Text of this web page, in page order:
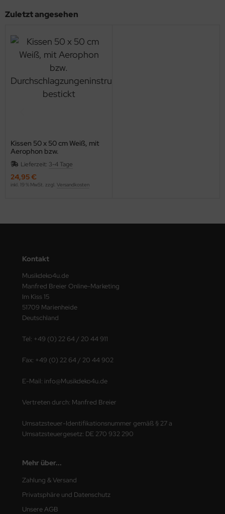
Zuletzt angesehen
Kissen 50 x 50 cm Weiß, mit
Aerophon bzw.
Durchschlagzungeninstrument
bestickt
Lieferzeit: 3-4 Tage
24,95 €
inkl. 19 % MwSt. zzgl. Versandkosten
Kontakt
Musikdeko4u.de
Manfred Breier Online-Marketing
Im Kiss 15
51709 Marienheide
Deutschland
Tel: +49 (0) 22 64 / 20 44 911
Fax: +49 (0) 22 64 / 20 44 902
E-Mail: info@Musikdeko4u.de
Vertreten durch: Manfred Breier
Umsatzsteuer-Identifikationsnummer gemäß § 27 a
Umsatzsteuergesetz: DE 270 932 290
Mehr über...
Zahlung & Versand
Privatsphäre und Datenschutz
Unsere AGB